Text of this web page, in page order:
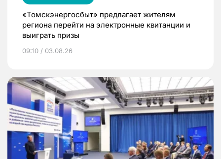
«Томскэнергосбыт» предлагает жителям
региона перейти на электронные квитанции и
выиграть призы
09:10 / 03.08.26